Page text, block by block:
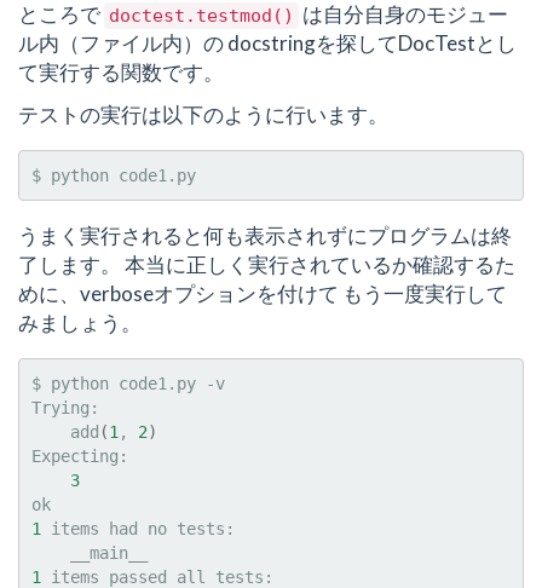
ところで doctest.testmod()
は自分自身のモジュー
ル内（ファイル内）の docstringを探してDocTestとし
て実行する関数です。
テストの実行は以下のように行います。
$ python
うまく実行されると何も表示されずにプログラムは終
了します。 本当に正しく実行されているか確認するた
めに、verboseオプションを付けて もう一度実行して
みましょう。
$ python code1.py
-v
add (1 , 2)
3
1
items had no
1
items passed all